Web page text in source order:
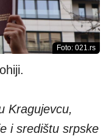
Foto: 021.rs
Kragujevcu,
i središtu srpske